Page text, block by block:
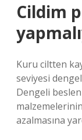
Cildim
Kuru ciltten
seviyesi
Dengeli
azalmasına